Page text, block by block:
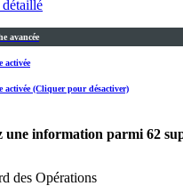
avancée
activée
activée (Cliquer pour désactiver)
une information parmi 62
des Opérations